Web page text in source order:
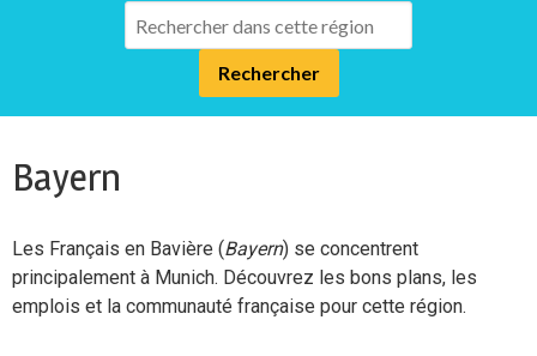
Bayern
Les Français en Bavière (Bayern) se concentrent
principalement à Munich. Découvrez les bons plans, les
emplois et la communauté française pour cette région.